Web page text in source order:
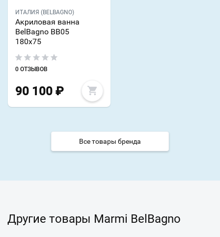
ИТАЛИЯ (BELBAGNO)
Акриловая ванна
BelBagno BB05
180х75
0 ОТЗЫВОВ
90 100 ₽
Все товары бренда
Другие товары Marmi BelBagno